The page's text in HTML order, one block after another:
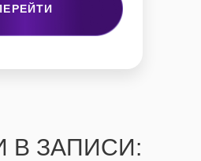
В ЗАПИСИ: